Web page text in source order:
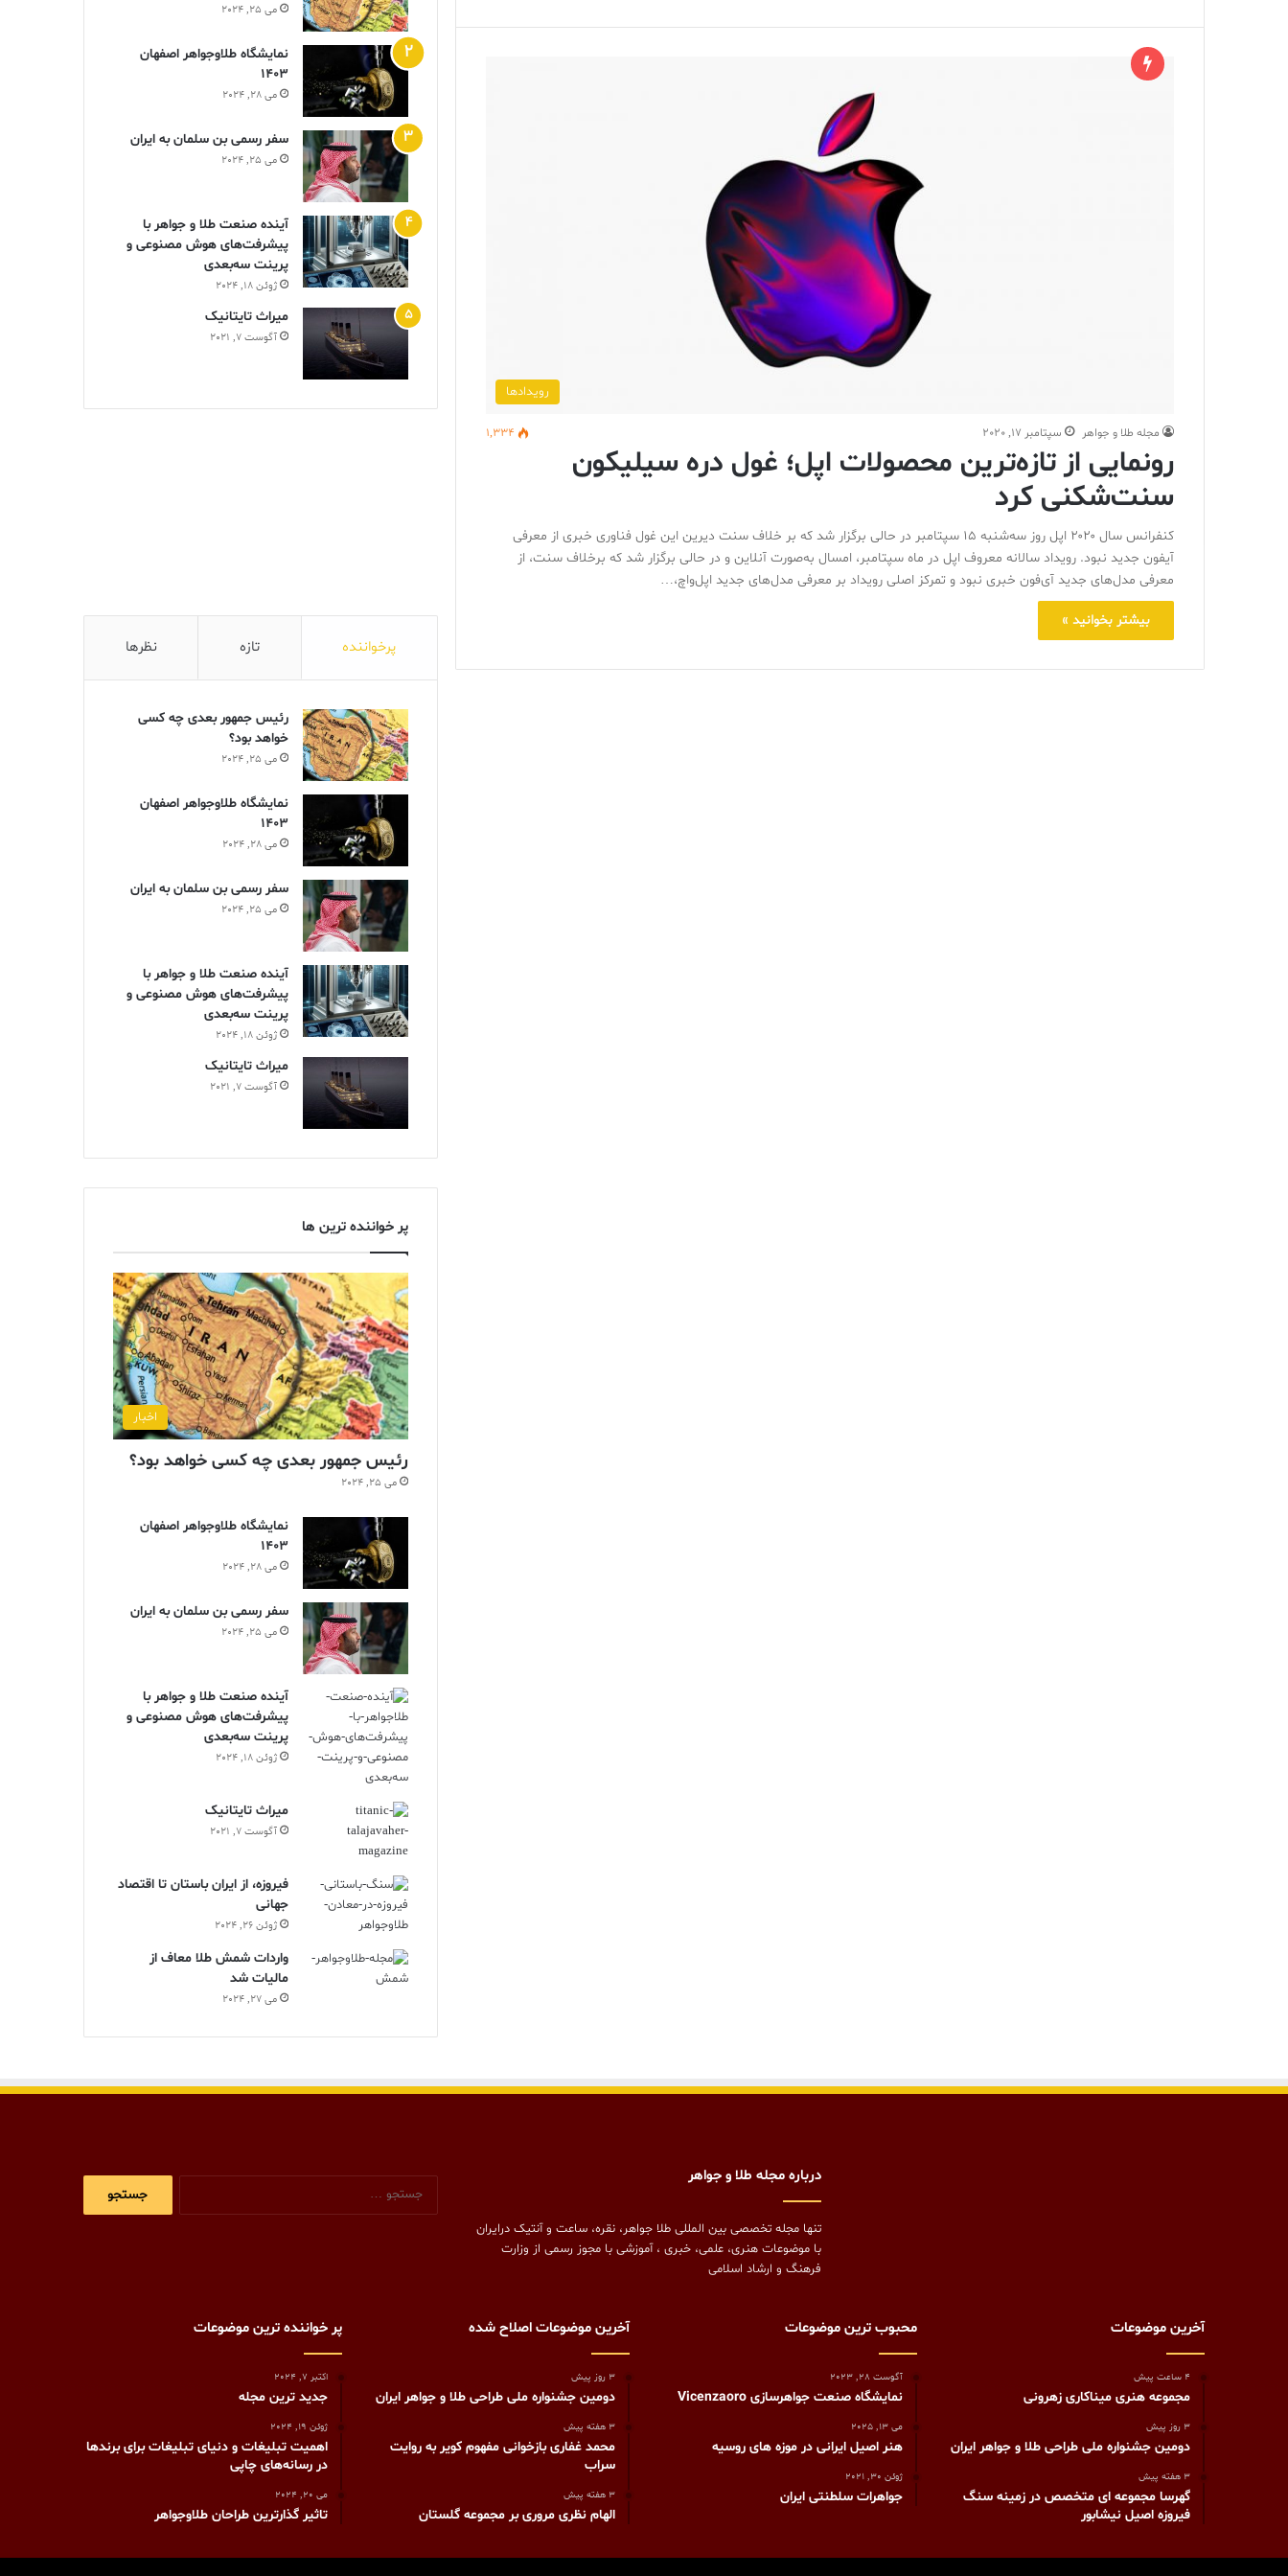
رویدادها
مجله طلا و جواهر سپتامبر 17, 2020 1,334
رونمایی از تازه‌ترین محصولات اپل؛ غول دره سیلیکون
سنت‌شکنی کرد
کنفرانس سال ۲۰۲۰ اپل روز سه‌شنبه ۱۵ سپتامبر در حالی برگزار شد که بر خلاف سنت دیرین این غول فناوری خبری از معرفی
آیفون جدید نبود. رویداد سالانه معروف اپل در ماه سپتامبر، امسال به‌صورت آنلاین و در حالی برگزار شد که برخلاف سنت، از
معرفی مدل‌های جدید آی‌فون خبری نبود و تمرکز اصلی رویداد بر معرفی مدل‌های جدید اپل‌واچ،…
بیشتر بخوانید »
می 25, 2024
نمایشگاه طلاوجواهر اصفهان
1403
می 28, 2024
سفر رسمی بن سلمان به ایران
می 25, 2024
آینده صنعت طلا و جواهر با
پیشرفت‌های هوش مصنوعی و
پرینت سه‌بعدی
ژوئن 18, 2024
ميراث تايتانيک
آگوست 7, 2021
پرخواننده تازه نظرها
رئیس جمهور بعدی چه کسی
خواهد بود؟
می 25, 2024
نمایشگاه طلاوجواهر اصفهان
1403
می 28, 2024
سفر رسمی بن سلمان به ایران
می 25, 2024
آینده صنعت طلا و جواهر با
پیشرفت‌های هوش مصنوعی و
پرینت سه‌بعدی
ژوئن 18, 2024
ميراث تايتانيک
آگوست 7, 2021
پر خواننده ترین ها
اخبار
رئیس جمهور بعدی چه کسی خواهد بود؟
می 25, 2024
نمایشگاه طلاوجواهر اصفهان
1403
می 28, 2024
سفر رسمی بن سلمان به ایران
می 25, 2024
آینده صنعت طلا و جواهر با
پیشرفت‌های هوش مصنوعی و
پرینت سه‌بعدی
ژوئن 18, 2024
ميراث تايتانيک
آگوست 7, 2021
فیروزه، از ایران باستان تا اقتصاد
جهانی
ژوئن 26, 2024
واردات شمش طلا معاف از
مالیات شد
می 27, 2024
درباره مجله طلا و جواهر
تنها مجله تخصصی بین المللی طلا جواهر، نقره، ساعت و آنتیک درایران
با موضوعات هنری، علمی، خبری ، آموزشی با مجوز رسمی از وزارت
فرهنگ و ارشاد اسلامی
آخرین موضوعات
4 ساعت پیش
مجموعه هنری میناکاری زهرونی
3 روز پیش
دومین جشنواره ملی طراحی طلا و جواهر ایران
3 هفته پیش
گهرسا مجموعه ای متخصص در زمینه سنگ
فیروزه اصیل نیشابور
محبوب ترین موضوعات
آگوست 28, 2023
نمایشگاه صنعت جواهرسازی Vicenzaoro
می 13, 2025
هنر اصیل ایرانی در موزه های روسیه
ژوئن 30, 2021
جواهرات سلطنتی ایران
آخرین موضوعات اصلاح شده
3 روز پیش
دومین جشنواره ملی طراحی طلا و جواهر ایران
3 هفته پیش
محمد غفاری بازخوانی مفهوم کویر به روایت
سراب
3 هفته پیش
الهام نظری مروری بر مجموعه گلستان
پر خواننده ترین موضوعات
اکتبر 7, 2024
جدید ترین مجله
ژوئن 19, 2024
اهمیت تبلیغات و دنیای تبلیغات برای برندها
در رسانه‌های چاپی
می 20, 2024
تاثیر گذارترین طراحان طلاوجواهر